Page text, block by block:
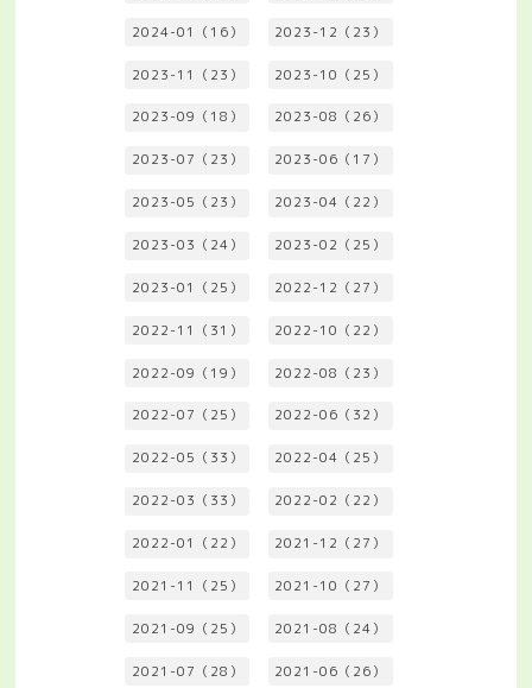
2024-01（16） 2023-12（23）
2023-11（23） 2023-10（25）
2023-09（18） 2023-08（26）
2023-07（23） 2023-06（17）
2023-05（23） 2023-04（22）
2023-03（24） 2023-02（25）
2023-01（25） 2022-12（27）
2022-11（31） 2022-10（22）
2022-09（19） 2022-08（23）
2022-07（25） 2022-06（32）
2022-05（33） 2022-04（25）
2022-03（33） 2022-02（22）
2022-01（22） 2021-12（27）
2021-11（25） 2021-10（27）
2021-09（25） 2021-08（24）
2021-07（28） 2021-06（26）